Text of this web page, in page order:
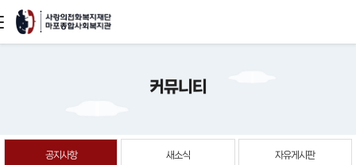
본문
커뮤니티
공지사항 새소식 자유게시판